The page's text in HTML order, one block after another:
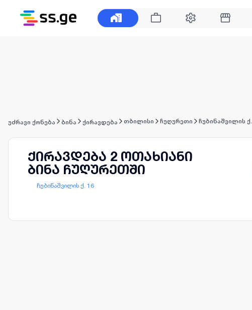
უძრავი ქონება ბინა ქირავდება თბილისი ჩუღურეთი ჩუბინაშვილის ქ.
ქირავდება 2 ოთახიანი
ბინა ჩუღურეთში
ჩუბინაშვილის ქ. 16